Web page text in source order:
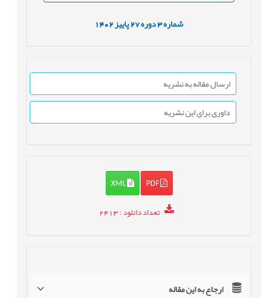
شماره3 دوره27 پاییز1402
ارسال مقاله به نشریه
داوری برای این نشریه
PDF
XML
تعداد دانلود: 2413
ارجاع به این مقاله